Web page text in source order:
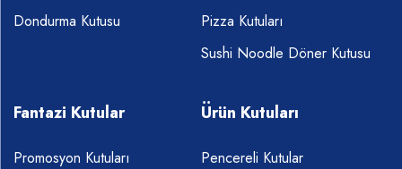
Dondurma Kutusu
Pizza Kutuları
Sushi Noodle Döner Kutusu
Fantazi Kutular
Promosyon Kutuları
Ürün Kutuları
Pencereli Kutular